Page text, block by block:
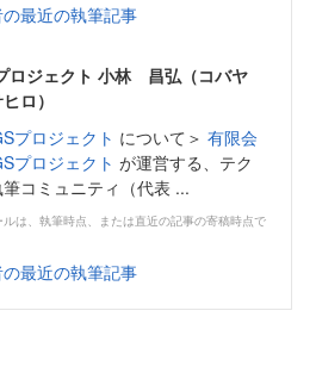
最近の執筆記事
ロジェクト 小林 昌弘（コバヤ
ロ）
プロジェクト について＞ 有限会
プロジェクト が運営する、テク
コミュニティ（代表 ...
は、執筆時点、または直近の記事の寄稿時点で
最近の執筆記事